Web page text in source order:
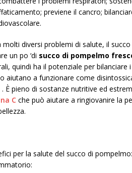
previene il cancro;
diversi problemi di salute, il
un po ‘di succo di pompelmo
quindi ha il potenziale per
aiutano a funzionare come
. È pieno di sostanze nutritive ed
C che può aiutare a ringiovanire la
per la salute del succo di pompelmo: